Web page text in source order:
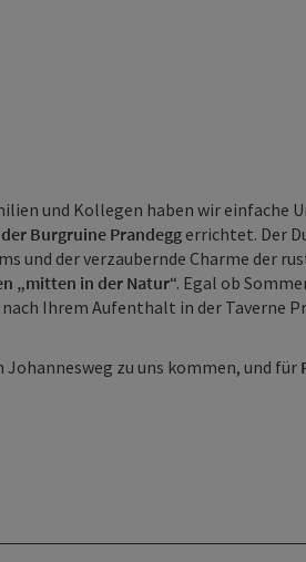
und Kollegen haben wir einfache
Burgruine Prandegg errichtet. Der
und der verzaubernde Charme der
„mitten in der Natur“. Egal ob
Ihrem Aufenthalt in der Taverne
Johannesweg zu uns kommen, und für